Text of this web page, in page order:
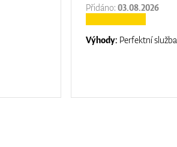
Přidáno:03.08.2026
Výhody: Perfektní služba